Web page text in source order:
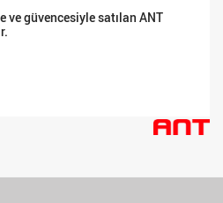
ve güvencesiyle satılan ANT